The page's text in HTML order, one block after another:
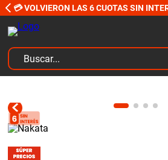
💳 VOLVIERON LAS 6 CUOTAS SIN
Buscar...
1.
2.
amortiguadores
3.
bujias ngk